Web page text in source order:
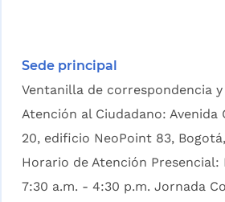
Sede principal
Ventanilla de correspondencia
Atención al Ciudadano: Avenida
20, edificio NeoPoint 83,
Horario de Atención Presencial:
7:30 a.m. - 4:30 p.m. Jornada